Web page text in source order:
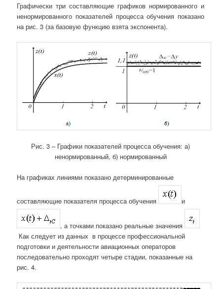
Графически три составляющие графиков нормированного и
ненормированного показателей процесса обучения показано
на рис. 3 (за базовую функцию взята экспонента).
Рис. 3 – Графики показателей процесса обучения: а)
ненормированный, б) нормированный
На графиках линиями показано детерминированные
составляющие показателя процесса обучения и
, а точками показано реальные значения
Как следует из данных в процессе профессиональной
подготовки и деятельности авиационных операторов
последовательно проходят четыре стадии, показанные на
рис. 4.